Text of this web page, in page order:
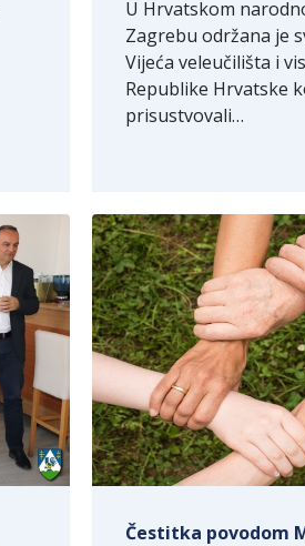
U Hrvatskom
Zagrebu održana je
Vijeća veleučilišta i
Republike Hrvatske
prisustvovali…
Čestitka povodom